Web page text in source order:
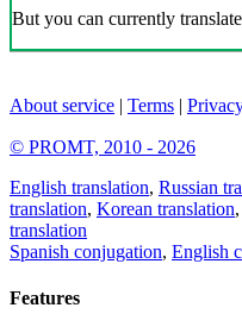
But you can currently
About service | Terms |
© PROMT, 2010 - 2026
English translation, Russian
translation, Korean translation,
translation
Spanish conjugation, English
Features